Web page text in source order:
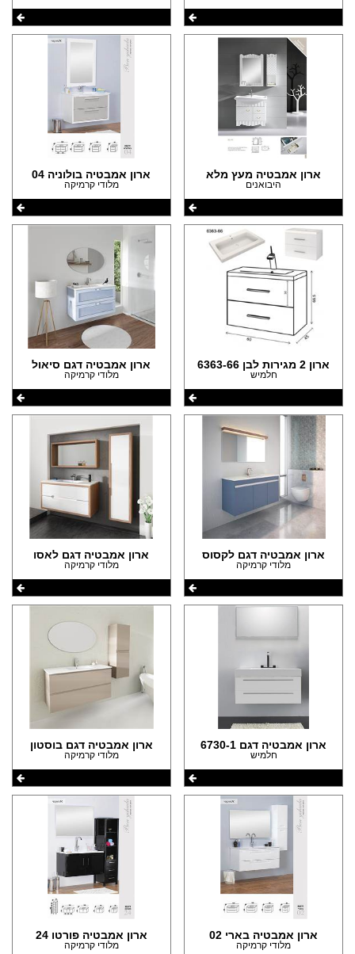
ארון אמבטיה מעץ מלא
היבואנים
ארון אמבטיה בולוניה 04
מלודי קרמיקה
ארון 2 מגירות לבן 6363-66
חלמיש
ארון אמבטיה דגם סיאול
מלודי קרמיקה
ארון אמבטיה דגם לקסוס
מלודי קרמיקה
ארון אמבטיה דגם לאסו
מלודי קרמיקה
ארון אמבטיה דגם 6730-1
חלמיש
ארון אמבטיה דגם בוסטון
מלודי קרמיקה
ארון אמבטיה בארי 02
מלודי קרמיקה
ארון אמבטיה פורטו 24
מלודי קרמיקה